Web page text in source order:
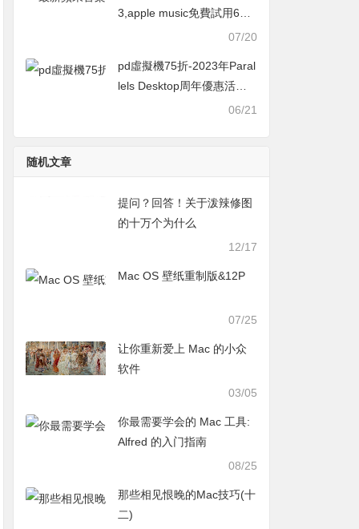
3,apple music免費試用6個
07/20
pd虛擬機75折-2023年Paral
lels Desktop周年優惠活動
最新MAC軟體打折活動06/21
随机文章
提问？回答！关于泼辣修图
的十万个为什么
12/17
Mac OS 壁纸重制版&12P
07/25
让你重新爱上 Mac 的小众
软件
03/05
你最需要学会的 Mac 工具:
Alfred 的入门指南
08/25
那些相见恨晚的Mac技巧(十
二)